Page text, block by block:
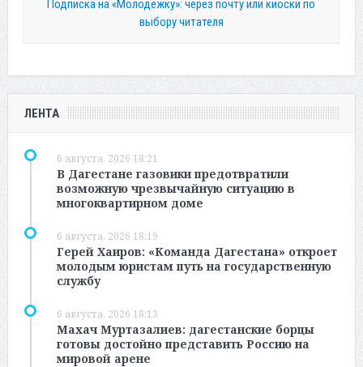
Подписка на «Молодежку»: через почту или киоски по
выбору читателя
ЛЕНТА
6 августа, 2026 18:21
В Дагестане газовики предотвратили
возможную чрезвычайную ситуацию в
многоквартирном доме
6 августа, 2026 18:19
Герей Хаиров: «Команда Дагестана» откроет
молодым юристам путь на государственную
службу
6 августа, 2026 18:13
Махач Муртазалиев: дагестанские борцы
готовы достойно представить Россию на
мировой арене